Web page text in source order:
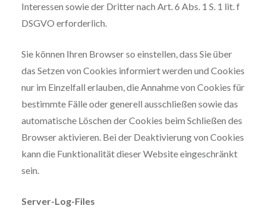
Interessen sowie der Dritter nach Art. 6 Abs. 1 S. 1 lit. f
DSGVO erforderlich.
Sie können Ihren Browser so einstellen, dass Sie über
das Setzen von Cookies informiert werden und Cookies
nur im Einzelfall erlauben, die Annahme von Cookies für
bestimmte Fälle oder generell ausschließen sowie das
automatische Löschen der Cookies beim Schließen des
Browser aktivieren. Bei der Deaktivierung von Cookies
kann die Funktionalität dieser Website eingeschränkt
sein.
Server-Log-Files